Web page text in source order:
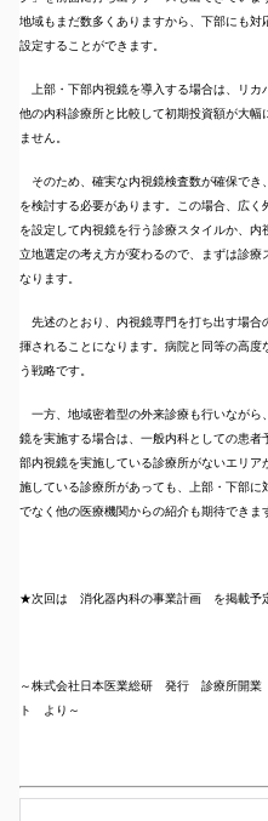
地域もまだ数多くありますから、下部にも
設定することができます。
上部・下部内視鏡を導入する場合は、リカ
他の内科診療所と比較して初期投資額が大
ません。
そのため、確実な内視鏡検査数が確保でき
を検討する必要があります。この場合、広
を設定して内視鏡を行う診療スタイルか、
立地選定の考え方が変わるので、まずは診
なります。
先述のとおり、内視鏡専門を打ち出す場合
揮されることになります。病院と同等の高
う戦略です。
一方、地域密着型の外来診療も行いながら
鏡を実施する場合は、一般内科としての患
部内視鏡を実施している診療所がないエリ
施している診療所があっても、上部・下部
でなく他の医療機関からの紹介も期待できま
★次回は 消化器内科の事業計画 を掲載予
～株式会社日本医業総研 発行 診療所開業
ト より～